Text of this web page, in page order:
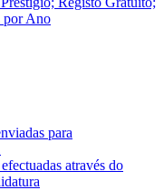
por Ano
para
através do